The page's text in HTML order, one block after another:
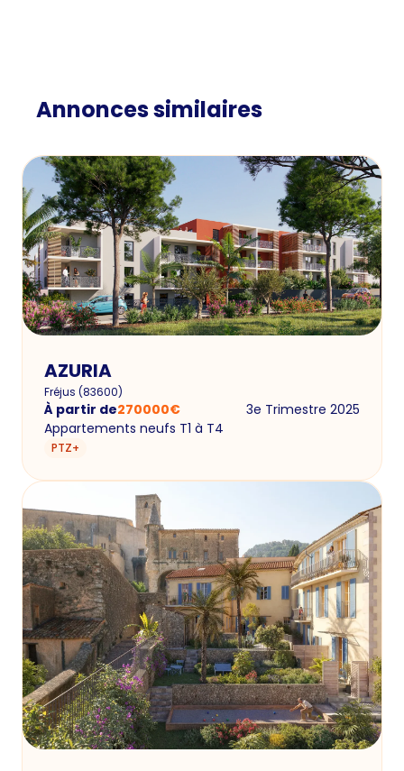
Annonces similaires
AZURIA
Fréjus (83600)
À partir de270000€
3e Trimestre 2025
Appartements neufs T1 à T4
PTZ+